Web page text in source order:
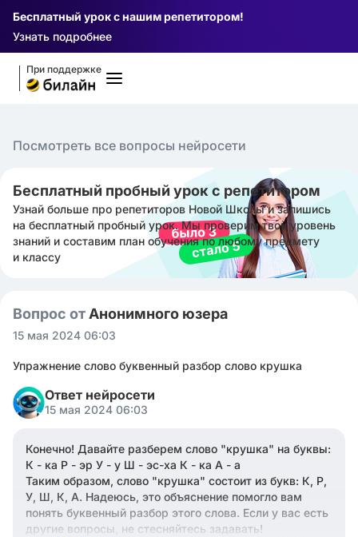
Бесплатный урок с нашим репетитором!
Узнать подробнее
При поддержке
Посмотреть все вопросы нейросети
Бесплатный пробный урок с репетитором
Узнай больше про репетиторов Новой Школы и запишись
на бесплатный пробный урок. Мы проверим твой уровень
знаний и составим план обучения по любому предмету
и классу
Вопрос от Анонимного юзера
15 мая 2024 06:03
Упражнение слово буквенный разбор слово крушка
Ответ нейросети
15 мая 2024 06:03
Конечно! Давайте разберем слово "крушка" на буквы:
К - ка Р - эр У - у Ш - эс-ха К - ка А - а
Таким образом, слово "крушка" состоит из букв: К, Р,
У, Ш, К, А. Надеюсь, это объяснение помогло вам
понять буквенный разбор этого слова. Если у вас есть
другие вопросы, не стесняйтесь задавать!